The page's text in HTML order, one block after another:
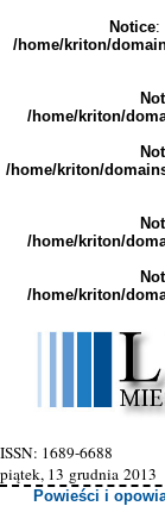
Notice:
/home/kriton/
/home/kriton/
/home/kriton/
/home/kriton/
/home/kriton/
ISSN: 1689-6688
piątek, 13 grudnia 2013
Powieści i